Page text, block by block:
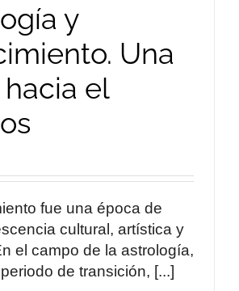
y
Una
el
fue una época de
cultural, artística y
el campo de la astrología,
de transición, [...]